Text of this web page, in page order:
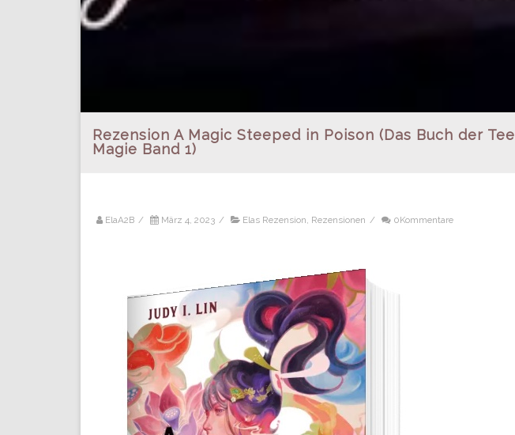
Rezension A Magic Steeped in Poison (Das Buch der Tee
Magie Band 1)
ElaA2B / März 4, 2023 / Elas Rezension, Rezensionen / 0Kommentare